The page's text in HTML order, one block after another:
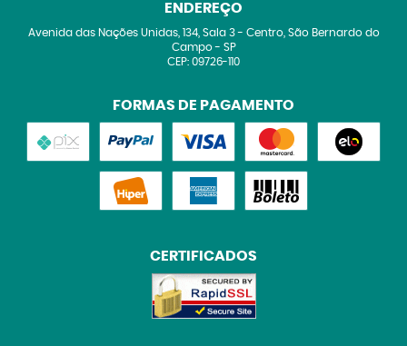
ENDEREÇO
Avenida das Nações Unidas, 134, Sala 3- Centro, São Bernardo do
Campo- SP
CEP: 09726-110
FORMAS DE PAGAMENTO
CERTIFICADOS